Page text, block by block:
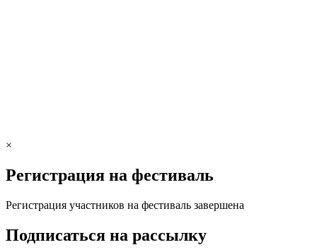
×
Регистрация на фестиваль
Регистрация участников на фестиваль завершена
Подписаться на рассылку